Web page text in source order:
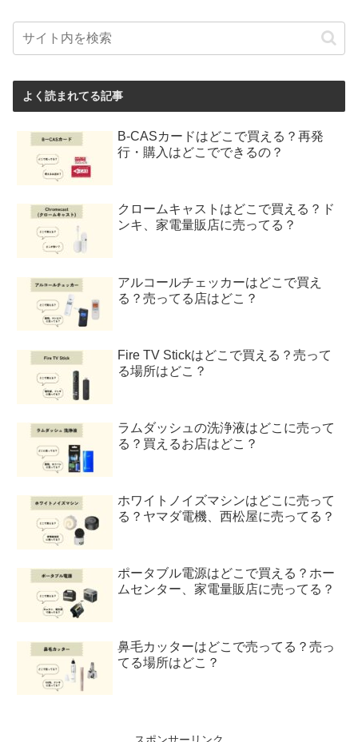
よく読まれてる記事
B-CASカードはどこで買える？再発
行・購入はどこでできるの？
クロームキャストはどこで買える？ド
ンキ、家電量販店に売ってる？
アルコールチェッカーはどこで買え
る？売ってる店はどこ？
Fire TV Stickはどこで買える？売って
る場所はどこ？
ラムダッシュの洗浄液はどこに売って
る？買えるお店はどこ？
ホワイトノイズマシンはどこに売って
る？ヤマダ電機、西松屋に売ってる？
ポータブル電源はどこで買える？ホー
ムセンター、家電量販店に売ってる？
鼻毛カッターはどこで売ってる？売っ
てる場所はどこ？